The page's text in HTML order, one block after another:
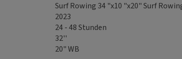
Surf Rowing 34 "x10 "x20" Surf
2023
24 - 48 Stunden
32''
20" WB